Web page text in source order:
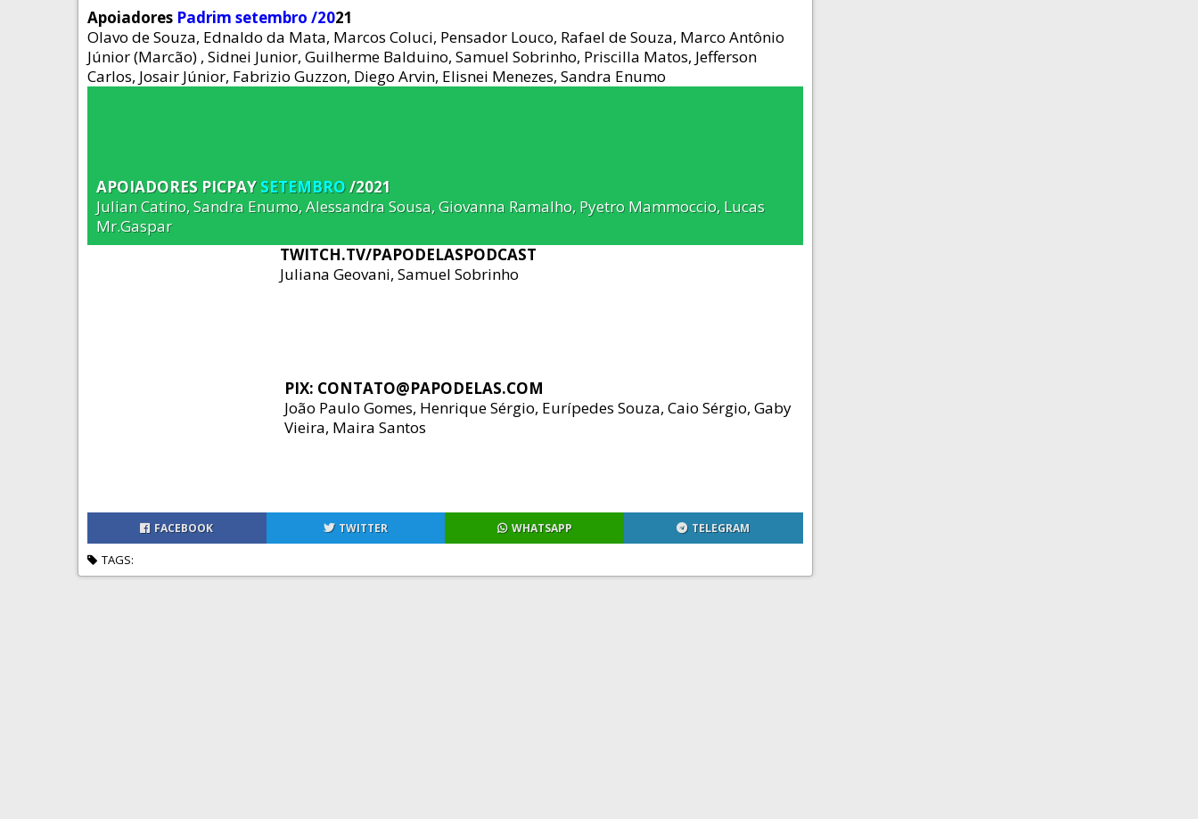
Apoiadores Padrim setembro /2021
Olavo de Souza, Ednaldo da Mata, Marcos Coluci, Pensador Louco, Rafael de Souza, Marco Antônio
Júnior (Marcão) , Sidnei Junior, Guilherme Balduino, Samuel Sobrinho, Priscilla Matos, Jefferson
Carlos, Josair Júnior, Fabrizio Guzzon, Diego Arvin, Elisnei Menezes, Sandra Enumo
APOIADORES PICPAYSETEMBRO/2021
Julian Catino, Sandra Enumo, Alessandra Sousa, Giovanna Ramalho, Pyetro Mammoccio, Lucas
Mr.Gaspar
TWITCH.TV/PAPODELASPODCAST
Juliana Geovani, Samuel Sobrinho
PIX: CONTATO@PAPODELAS.COM
João Paulo Gomes, Henrique Sérgio, Eurípedes Souza, Caio Sérgio, Gaby
Vieira, Maira Santos
FACEBOOK TWITTER WHATSAPP TELEGRAM
TAGS: